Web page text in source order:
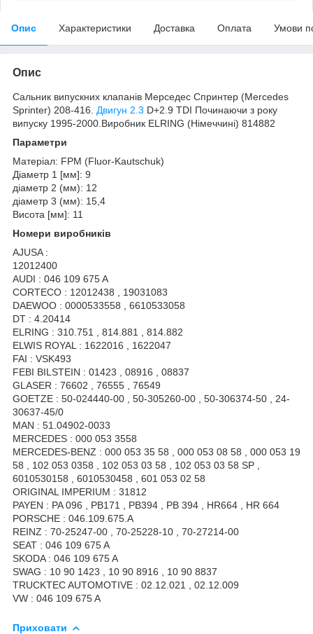
Опис Характеристики Доставка Оплата Умови
Опис
Сальник випускних клапанів Мерседес Спринтер (Mercedes
Sprinter) 208-416. Двигун 2.3 D+2.9 TDI Починаючи з року
випуску 1995-2000.Виробник ELRING (Німеччині) 814882
Параметри
Матеріал: FPM (Fluor-Kautschuk)
Діаметр 1 [мм]: 9
діаметр 2 (мм): 12
діаметр 3 (мм): 15,4
Висота [мм]: 11
Номери виробників
AJUSA :
12012400
AUDI : 046 109 675 A
CORTECO : 12012438 , 19031083
DAEWOO : 0000533558 , 6610533058
DT : 4.20414
ELRING : 310.751 , 814.881 , 814.882
ELWIS ROYAL : 1622016 , 1622047
FAI : VSK493
FEBI BILSTEIN : 01423 , 08916 , 08837
GLASER : 76602 , 76555 , 76549
GOETZE : 50-024440-00 , 50-305260-00 , 50-306374-50 , 24-
30637-45/0
MAN : 51.04902-0033
MERCEDES : 000 053 3558
MERCEDES-BENZ : 000 053 35 58 , 000 053 08 58 , 000 053 19
58 , 102 053 0358 , 102 053 03 58 , 102 053 03 58 SP ,
6010530158 , 6010530458 , 601 053 02 58
ORIGINAL IMPERIUM : 31812
PAYEN : PA 096 , PB171 , PB394 , PB 394 , HR664 , HR 664
PORSCHE : 046.109.675.A
REINZ : 70-25247-00 , 70-25228-10 , 70-27214-00
SEAT : 046 109 675 A
SKODA : 046 109 675 A
SWAG : 10 90 1423 , 10 90 8916 , 10 90 8837
TRUCKTEC AUTOMOTIVE : 02.12.021 , 02.12.009
VW : 046 109 675 A
Приховати